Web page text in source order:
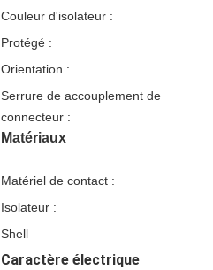
Couleur d'isolateur :
Protégé :
Orientation :
Serrure de accouplement de
connecteur :
Matériaux
Matériel de contact :
Isolateur :
Shell
Caractère électrique